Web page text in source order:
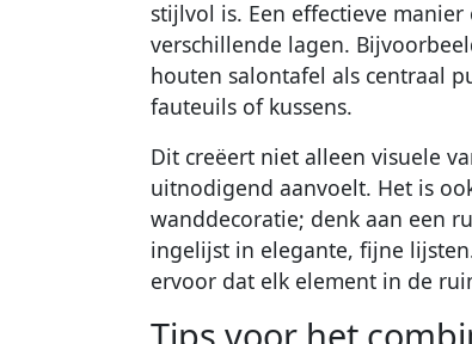
stijlvol is. Een effectieve
verschillende lagen.
houten salontafel als centraal
fauteuils of kussens.
Dit creëert niet alleen visuele
uitnodigend aanvoelt. Het is
wanddecoratie; denk aan een
ingelijst in elegante, fijne
ervoor dat elk element in de